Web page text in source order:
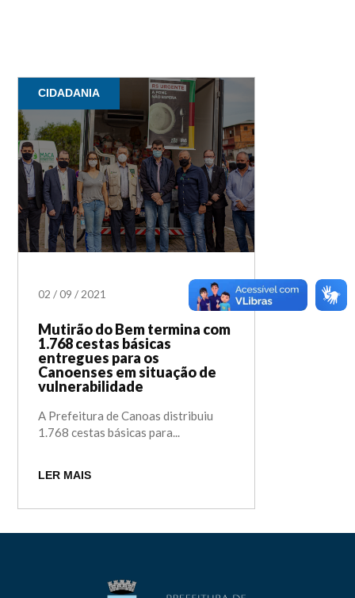
CIDADANIA
02 /09 /2021
Mutirão do Bem termina com
1.768 cestas básicas
entregues para os
Canoenses em situação de
vulnerabilidade
A Prefeitura de Canoas distribuiu
1.768 cestas básicas para...
LER MAIS